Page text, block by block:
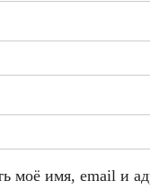
моё имя, email и